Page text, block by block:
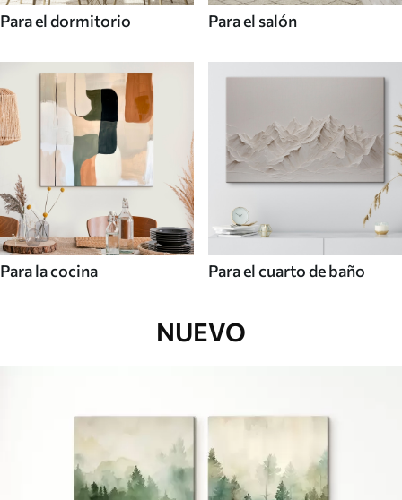
Para el dormitorio Para el salón
Para la cocina Para el cuarto de baño
NUEVO